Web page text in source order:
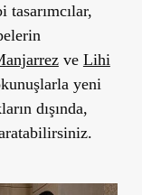
ve Lihi
yeni
dışında,